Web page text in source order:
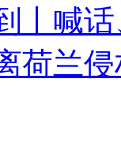
丨喊
荷兰